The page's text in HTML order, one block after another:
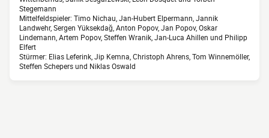
Stegemann
Mittelfeldspieler: Timo Nichau, Jan-Hubert Elpermann, Jannik
Landwehr, Sergen Yüksekdağ, Anton Popov, Jan Popov, Oskar
Lindemann, Artem Popov, Steffen Wranik, Jan-Luca Ahillen und Philipp
Elfert
Stürmer: Elias Leferink, Jip Kemna, Christoph Ahrens, Tom Winnemöller,
Steffen Schepers und Niklas Oswald